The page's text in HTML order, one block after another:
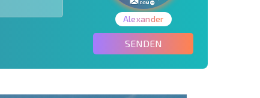
Alexander
SENDEN